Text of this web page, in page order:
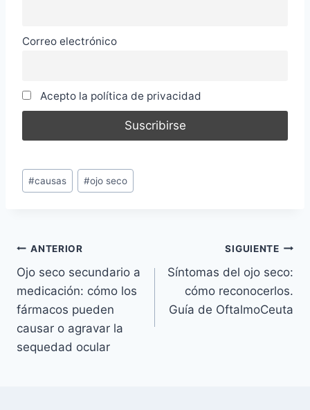
Correo electrónico
Acepto la política de privacidad
Etiquetas
de
#causas #ojo seco
Navegación
de
entradas
ANTERIOR
Ojo seco secundario a
medicación: cómo los
fármacos pueden
causar o agravar la
sequedad ocular
SIGUIENTE
Síntomas del ojo seco:
cómo reconocerlos.
Guía de OftalmoCeuta